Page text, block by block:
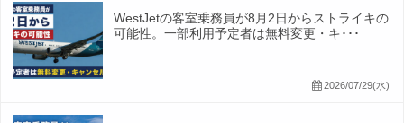
WestJetの客室乗務員が8月2日からストライキの
可能性。一部利用予定者は無料変更・キ･･･
2026/07/29(水)